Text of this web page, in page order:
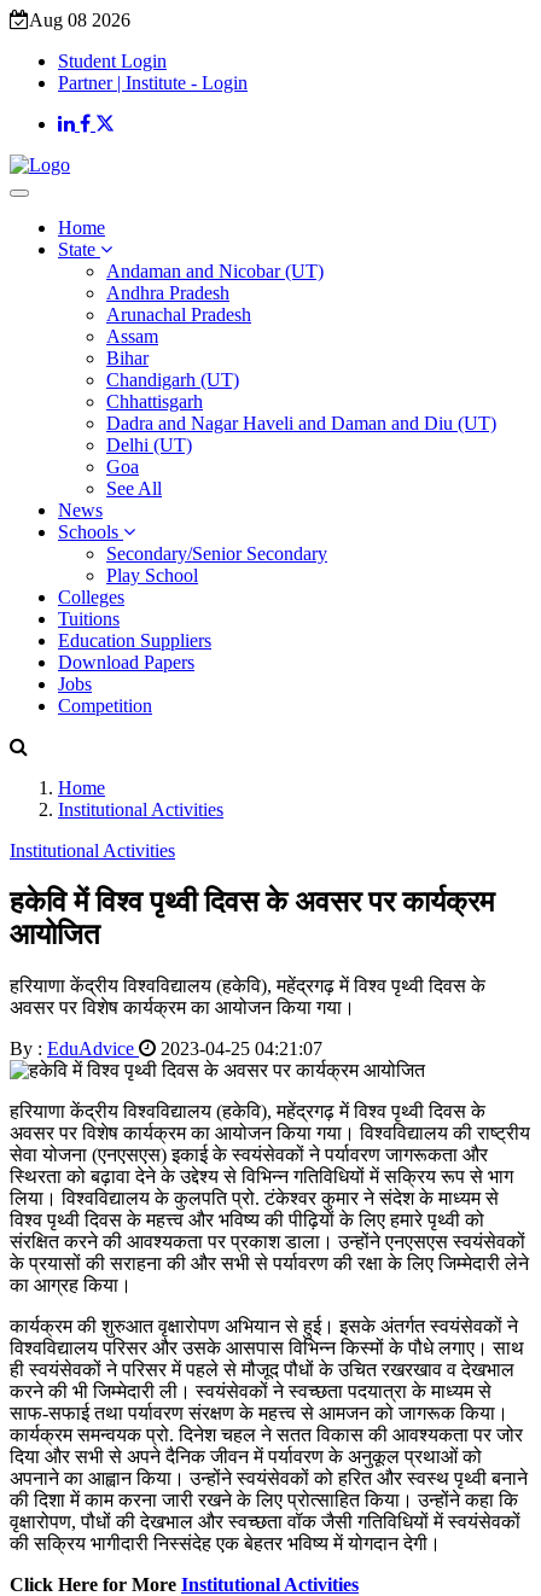
Aug 08 2026
Student Login
Partner | Institute - Login
Home
State
Andaman and Nicobar (UT)
Andhra Pradesh
Arunachal Pradesh
Assam
Bihar
Chandigarh (UT)
Chhattisgarh
Dadra and Nagar Haveli and Daman and Diu (UT)
Delhi (UT)
Goa
See All
News
Schools
Secondary/Senior Secondary
Play School
Colleges
Tuitions
Education Suppliers
Download Papers
Jobs
Competition
Home
Institutional Activities
Institutional Activities
हकेवि में विश्व पृथ्वी दिवस के अवसर पर कार्यक्रम
आयोजित
हरियाणा केंद्रीय विश्वविद्यालय (हकेवि), महेंद्रगढ़ में विश्व पृथ्वी दिवस के
अवसर पर विशेष कार्यक्रम का आयोजन किया गया।
By : EduAdvice 2023-04-25 04:21:07
हरियाणा केंद्रीय विश्वविद्यालय (हकेवि), महेंद्रगढ़ में विश्व पृथ्वी दिवस के
अवसर पर विशेष कार्यक्रम का आयोजन किया गया। विश्वविद्यालय की राष्ट्रीय
सेवा योजना (एनएसएस) इकाई के स्वयंसेवकों ने पर्यावरण जागरूकता और
स्थिरता को बढ़ावा देने के उद्देश्य से विभिन्न गतिविधियों में सक्रिय रूप से भाग
लिया। विश्वविद्यालय के कुलपति प्रो. टंकेश्वर कुमार ने संदेश के माध्यम से
विश्व पृथ्वी दिवस के महत्त्व और भविष्य की पीढ़ियों के लिए हमारे पृथ्वी को
संरक्षित करने की आवश्यकता पर प्रकाश डाला। उन्होंने एनएसएस स्वयंसेवकों
के प्रयासों की सराहना की और सभी से पर्यावरण की रक्षा के लिए जिम्मेदारी लेने
का आग्रह किया।
कार्यक्रम की शुरुआत वृक्षारोपण अभियान से हुई। इसके अंतर्गत स्वयंसेवकों ने
विश्वविद्यालय परिसर और उसके आसपास विभिन्न किस्मों के पौधे लगाए। साथ
ही स्वयंसेवकों ने परिसर में पहले से मौजूद पौधों के उचित रखरखाव व देखभाल
करने की भी जिम्मेदारी ली। स्वयंसेवकों ने स्वच्छता पदयात्रा के माध्यम से
साफ-सफाई तथा पर्यावरण संरक्षण के महत्त्व से आमजन को जागरूक किया।
कार्यक्रम समन्वयक प्रो. दिनेश चहल ने सतत विकास की आवश्यकता पर जोर
दिया और सभी से अपने दैनिक जीवन में पर्यावरण के अनुकूल प्रथाओं को
अपनाने का आह्वान किया। उन्होंने स्वयंसेवकों को हरित और स्वस्थ पृथ्वी बनाने
की दिशा में काम करना जारी रखने के लिए प्रोत्साहित किया। उन्होंने कहा कि
वृक्षारोपण, पौधों की देखभाल और स्वच्छता वॉक जैसी गतिविधियों में स्वयंसेवकों
की सक्रिय भागीदारी निस्संदेह एक बेहतर भविष्य में योगदान देगी।
Click Here for More Institutional Activities